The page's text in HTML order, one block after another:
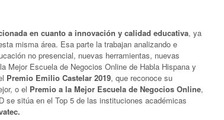
en cuanto a innovación y calidad educativa, ya
misma área. Esa parte la trabajan analizando e
no presencial, nuevas herramientas, nuevas
Mejor Escuela de Negocios Online de Habla Hispana y
Premio Emilio Castelar 2019, que reconoce su
o el Premio a la Mejor Escuela de Negocios Online,
se sitúa en el Top 5 de las instituciones académicas
.